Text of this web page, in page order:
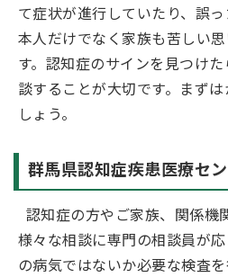
て症状が進行していたり、誤っ
本人だけでなく家族も苦しい
す。認知症のサインを見つけ
談することが大切です。まず
しょう。
群馬県認知症疾患医療セ
認知症の方やご家族、関係機
様々な相談に専門の相談員が
の病気ではないか必要な検査